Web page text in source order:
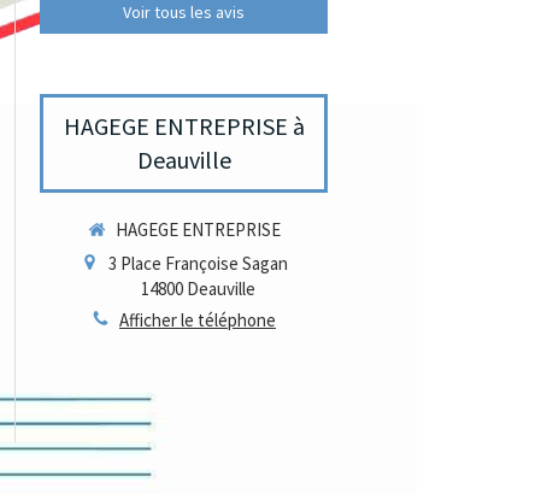
Voir tous les avis
HAGEGE ENTREPRISE à
Deauville
HAGEGE ENTREPRISE
3 Place Françoise Sagan
14800 Deauville
Afficher le téléphone